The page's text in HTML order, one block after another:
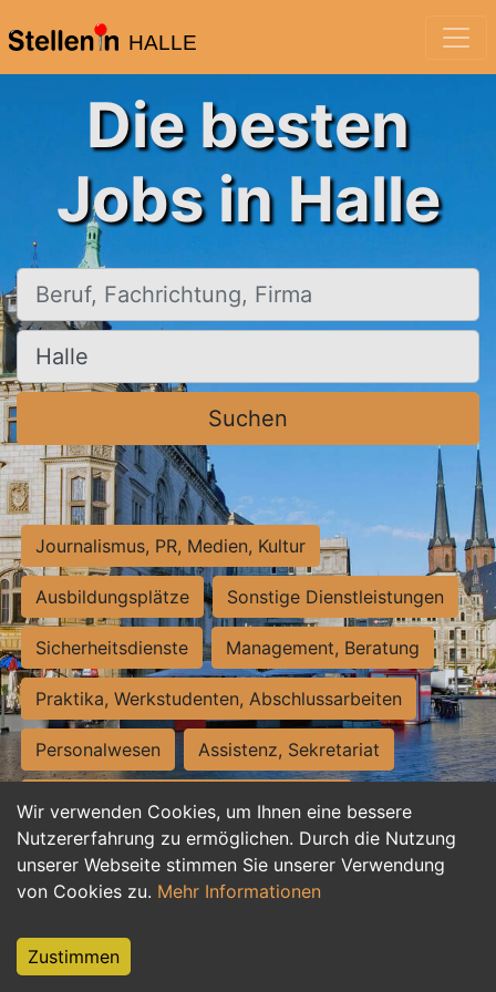
HALLE
Wir verwenden Cookies, um Ihnen eine bessere
Nutzererfahrung zu ermöglichen. Durch die Nutzung
unserer Webseite stimmen Sie unserer Verwendung
von Cookies zu. Mehr Informationen
Zustimmen
Die besten
Jobs in Halle
Beruf, Fachrichtung, Firma
Ort, Stadt
Suchen
Journalismus, PR, Medien, Kultur
Ausbildungsplätze Sonstige Dienstleistungen
Sicherheitsdienste Management, Beratung
Praktika, Werkstudenten, Abschlussarbeiten
Personalwesen Assistenz, Sekretariat
Hilfskräfte, Aushilfs- und Nebenjobs
Einkauf, Logistik, Materialwirtschaft
Weiterbildung, Studium, duale Ausbildung
Tourismus